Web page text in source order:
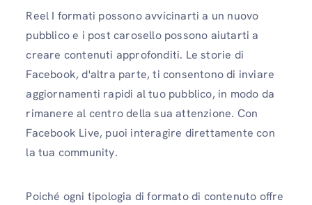
Reel I formati possono avvicinarti a un nuovo
pubblico e i post carosello possono aiutarti a
creare contenuti approfonditi. Le storie di
Facebook, d'altra parte, ti consentono di inviare
aggiornamenti rapidi al tuo pubblico, in modo da
rimanere al centro della sua attenzione. Con
Facebook Live, puoi interagire direttamente con
la tua community.
Poiché ogni tipologia di formato di contenuto offre